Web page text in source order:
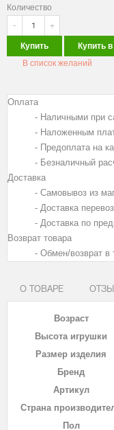
Количество
-
+
Купить Купить
В список желаний
Оплата
- Наличными при
- Наложенным
- Предоплата на
- Безналичный
Доставка
- Самовывоз из
- Доставка
- Доставка по
Возврат товара
- Обмен/возврат в
О ТОВАРЕ
Возраст
Высота игрушки
Размер изделия
Бренд
Артикул
Страна
Пол